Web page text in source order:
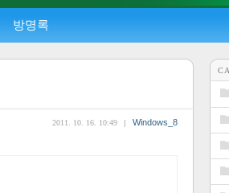
방명록
2011. 10. 16. 10:49 | Windows_8